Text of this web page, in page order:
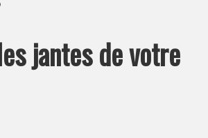
jantes de votre